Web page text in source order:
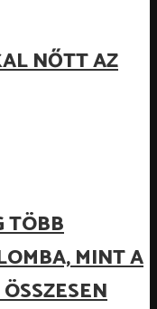
NŐTT AZ
TÖBB
MINT A